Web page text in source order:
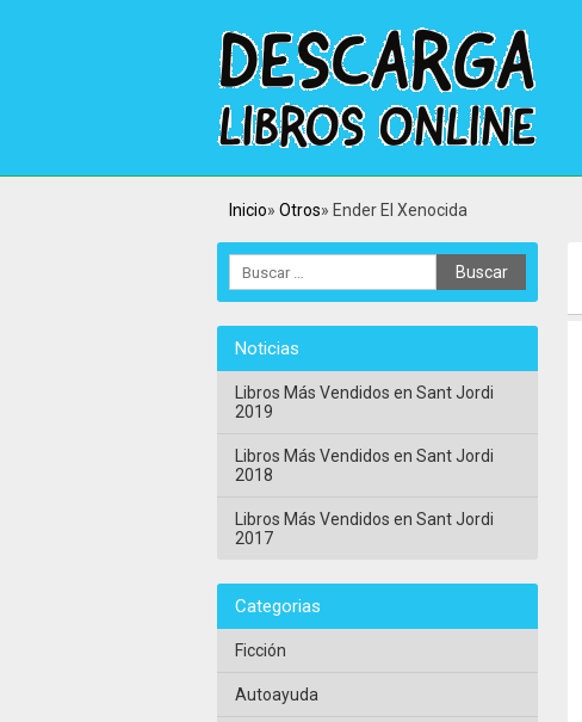
Inicio Otros Ender El Xenocida
Noticias
Libros Más Vendidos en Sant Jordi
2019
Libros Más Vendidos en Sant Jordi
2018
Libros Más Vendidos en Sant Jordi
2017
Categorias
Ficción
Autoayuda